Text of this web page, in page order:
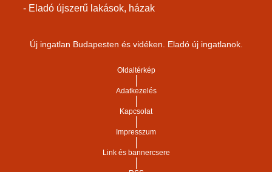
- Eladó újszerű lakások, házak
Új ingatlan Budapesten és vidéken. Eladó új ingatlanok.
Oldaltérkép
Adatkezelés
Kapcsolat
Impresszum
Link és bannercsere